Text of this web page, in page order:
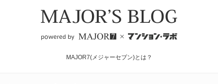
MAJOR7(メジャーセブン)とは？